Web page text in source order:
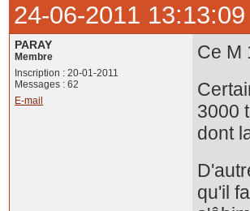
24-06-2011 13:13:09
PARAY
Membre
Inscription : 20-01-2011
Messages : 62
E-mail
Ce M
3000
dont
qu'il